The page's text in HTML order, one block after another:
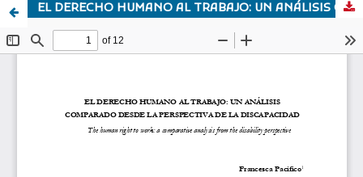
EL DERECHO HUMANO AL TRABAJO: UN ANÁLISIS COMPARADO DESDE LA PERSPECTIVA DE LA DISCAPACIDAD